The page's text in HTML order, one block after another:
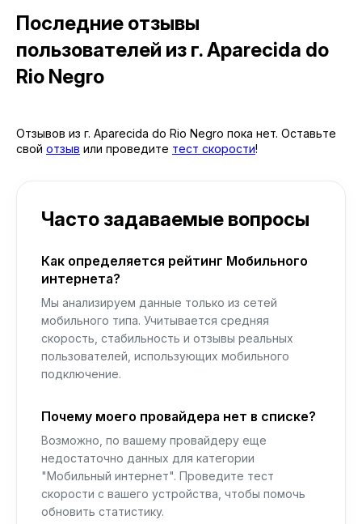
Последние отзывы
пользователей из г. Aparecida do
Rio Negro
Отзывов из г. Aparecida do Rio Negro пока нет. Оставьте
свой отзыв или проведите тест скорости!
Часто задаваемые вопросы
Как определяется рейтинг Мобильного
интернета?
Мы анализируем данные только из сетей
мобильного типа. Учитывается средняя
скорость, стабильность и отзывы реальных
пользователей, использующих мобильного
подключение.
Почему моего провайдера нет в списке?
Возможно, по вашему провайдеру еще
недостаточно данных для категории
"Мобильный интернет". Проведите тест
скорости с вашего устройства, чтобы помочь
обновить статистику.